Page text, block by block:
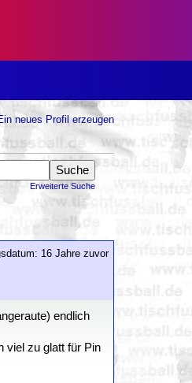
neues Profil erzeugen
Erweiterte Suche
16 Jahre zuvor
endlich
viel zu glatt für Pin